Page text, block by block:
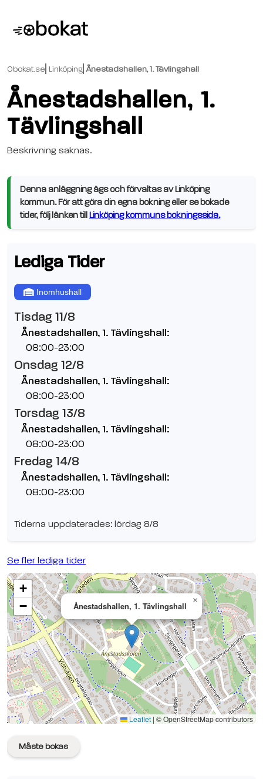
Obokat.se Linköping Ånestadshallen, 1. Tävlingshall
Ånestadshallen, 1.
Tävlingshall
Beskrivning saknas.
Denna anläggning ägs och förvaltas av Linköping
kommun. För att göra din egna bokning eller se bokade
tider, följ länken till Linköping kommuns bokningssida.
Lediga Tider
Inomhushall
Tisdag 11/8
Ånestadshallen, 1. Tävlingshall:
08:00-23:00
Onsdag 12/8
Ånestadshallen, 1. Tävlingshall:
08:00-23:00
Torsdag 13/8
Ånestadshallen, 1. Tävlingshall:
08:00-23:00
Fredag 14/8
Ånestadshallen, 1. Tävlingshall:
08:00-23:00
Tiderna uppdaterades: lördag 8/8
Se fler lediga tider
Ånestadshallen, 1. Tävlingshall
×
+
−
Leaflet | © OpenStreetMap contributors
Se planen på Google Maps
Måste bokas